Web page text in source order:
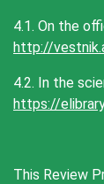
4.1. On the
http://
4.2. In the
https://
This Review